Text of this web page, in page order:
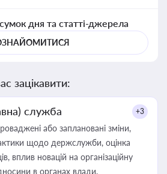
дня та статті-джерела
зацікавити:
служба +3
або заплановані зміни,
щодо держслужби, оцінка
вплив новацій на організаційну
в органах влади,